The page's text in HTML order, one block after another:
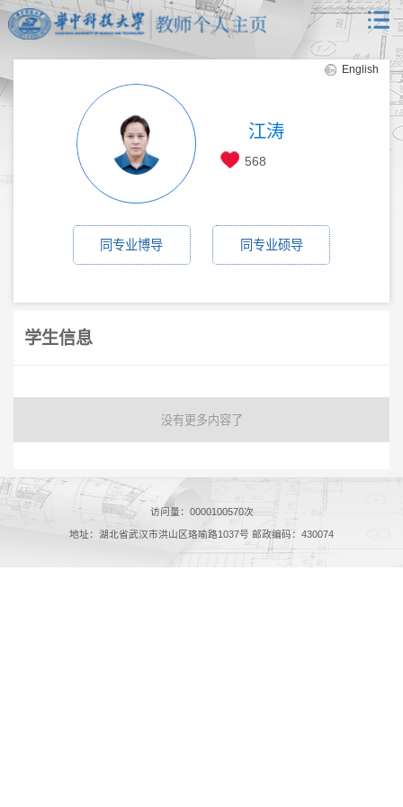
English
江涛
568
同专业博导 同专业硕导
学生信息
没有更多内容了
访问量： 0000100570次
地址：湖北省武汉市洪山区珞喻路1037号 邮政编码：430074